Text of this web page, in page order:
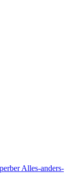
Alles-anders-